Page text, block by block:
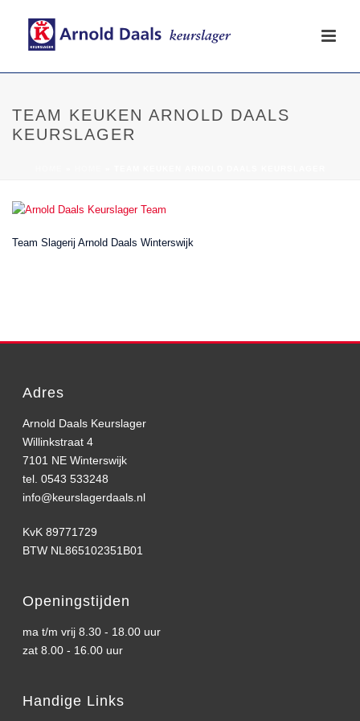
TEAM KEUKEN ARNOLD DAALS
KEURSLAGER
Team Slagerij Arnold Daals Winterswijk
Adres
Arnold Daals Keurslager
Willinkstraat 4
7101 NE Winterswijk
tel. 0543 533248
info@keurslagerdaals.nl
KvK 89771729
BTW NL865102351B01
Openingstijden
ma t/m vrij 8.30 - 18.00 uur
zat 8.00 - 16.00 uur
Handige Links